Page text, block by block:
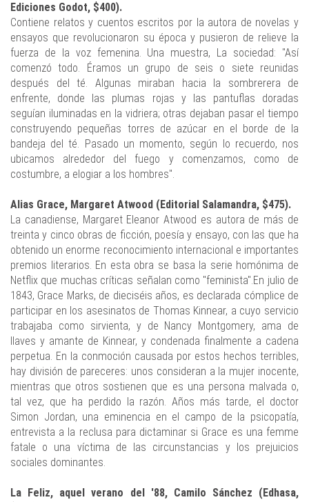
Ediciones Godot, $400).
Contiene relatos y cuentos escritos por la autora de novelas y
ensayos que revolucionaron su época y pusieron de relieve la
fuerza de la voz femenina. Una muestra, La sociedad: "Así
comenzó todo. Éramos un grupo de seis o siete reunidas
después del té. Algunas miraban hacia la sombrerera de
enfrente, donde las plumas rojas y las pantuflas doradas
seguían iluminadas en la vidriera; otras dejaban pasar el tiempo
construyendo pequeñas torres de azúcar en el borde de la
bandeja del té. Pasado un momento, según lo recuerdo, nos
ubicamos alrededor del fuego y comenzamos, como de
costumbre, a elogiar a los hombres".
Alias Grace, Margaret Atwood (Editorial Salamandra, $475).
La canadiense, Margaret Eleanor Atwood es autora de más de
treinta y cinco obras de ficción, poesía y ensayo, con las que ha
obtenido un enorme reconocimiento internacional e importantes
premios literarios. En esta obra se basa la serie homónima de
Netflix que muchas críticas señalan como "feminista".En julio de
1843, Grace Marks, de dieciséis años, es declarada cómplice de
participar en los asesinatos de Thomas Kinnear, a cuyo servicio
trabajaba como sirvienta, y de Nancy Montgomery, ama de
llaves y amante de Kinnear, y condenada finalmente a cadena
perpetua. En la conmoción causada por estos hechos terribles,
hay división de pareceres: unos consideran a la mujer inocente,
mientras que otros sostienen que es una persona malvada o,
tal vez, que ha perdido la razón. Años más tarde, el doctor
Simon Jordan, una eminencia en el campo de la psicopatía,
entrevista a la reclusa para dictaminar si Grace es una femme
fatale o una víctima de las circunstancias y los prejuicios
sociales dominantes.
La Feliz, aquel verano del '88, Camilo Sánchez (Edhasa,